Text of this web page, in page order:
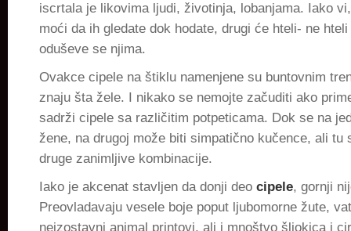
iscrtala je likovima ljudi, životinja, lobanjama. Iako
moći da ih gledate dok hodate, drugi će hteli- ne
oduševe se njima.
Ovakce cipele na štiklu namenjene su buntovnim
znaju šta žele. I nikako se nemojte začuditi ako
sadrži cipele sa različitim potpeticama. Dok se na
žene, na drugoj može biti simpatično kučence, ali tu
druge zanimljive kombinacije.
Iako je akcenat stavljen da donji deo cipele, gornji
Preovladavaju vesele boje poput ljubomorne žute,
neizostavni animal printovi, ali i mnoštvo šljokica i